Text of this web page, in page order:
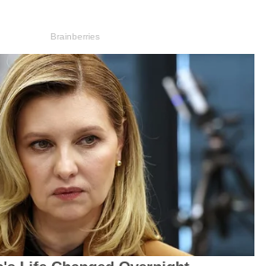
Brainberries